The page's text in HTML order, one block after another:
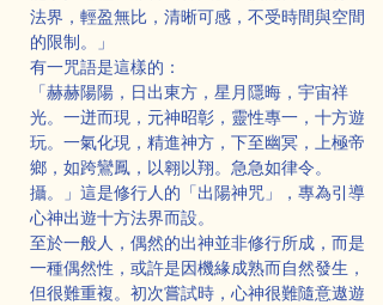
法界，輕盈無比，清晰可感，不受時間與空間
的限制。」
有一咒語是這樣的：
「赫赫陽陽，日出東方，星月隱晦，宇宙祥
光。一迸而現，元神昭彰，靈性專一，十方遊
玩。一氣化現，精進神方，下至幽冥，上極帝
鄉，如跨鸞鳳，以翱以翔。急急如律令。
攝。」這是修行人的「出陽神咒」，專為引導
心神出遊十方法界而設。
至於一般人，偶然的出神並非修行所成，而是
一種偶然性，或許是因機緣成熟而自然發生，
但很難重複。初次嘗試時，心神很難隨意遨遊